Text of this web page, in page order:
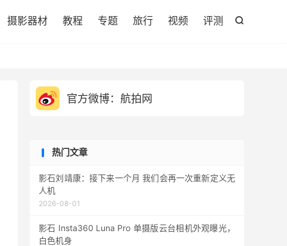

摄影器材 教程 专题 旅行 视频 评测
官方微博：航拍网
热门文章
影石刘靖康：接下来一个月 我们会再一次重新定义无
人机
2026-08-01
影石 Insta360 Luna Pro 单摄版云台相机外观曝光，
白色机身